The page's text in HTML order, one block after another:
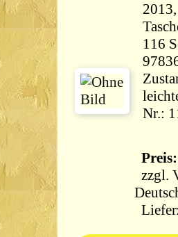
116 Seiten
leichte
Nr.:
zzgl.